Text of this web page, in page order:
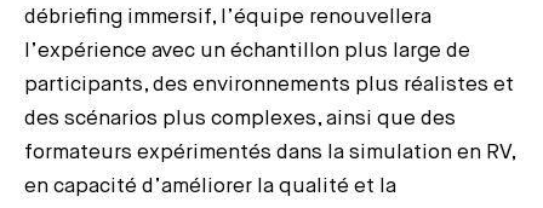
débriefing immersif, l’équipe renouvellera
l’expérience avec un échantillon plus large de
participants, des environnements plus réalistes et
des scénarios plus complexes, ainsi que des
formateurs expérimentés dans la simulation en RV,
en capacité d’améliorer la qualité et la